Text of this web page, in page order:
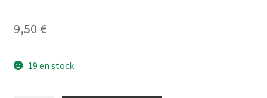
9,50 €
19 en stock